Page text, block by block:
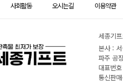
사회활동 오시는길 이용약관
세종기
본사 :
파주 공
대표번
통신판